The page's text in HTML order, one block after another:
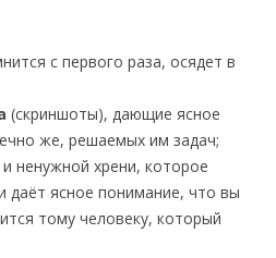
с первого раза, осядет в
(скриншоты), дающие ясное
же, решаемых им задач;
ненужной хрени, которое
даёт ясное понимание, что вы
тому человеку, который